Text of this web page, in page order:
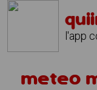
l'app
meteo